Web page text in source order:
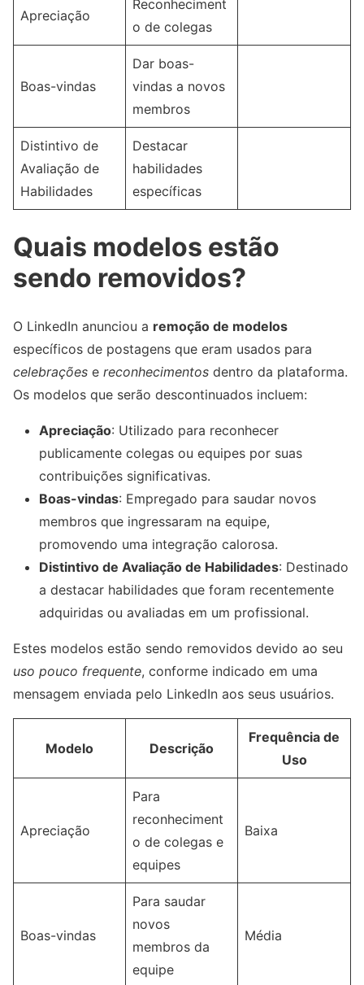
Apreciação
Reconheciment
o de colegas
Boas-vindas
Dar boas-
vindas a novos
membros
Distintivo de
Avaliação de
Habilidades
Destacar
habilidades
específicas
Quais modelos estão
sendo removidos?
O LinkedIn anunciou a remoção de modelos
específicos de postagens que eram usados para
celebrações e reconhecimentos dentro da plataforma.
Os modelos que serão descontinuados incluem:
Apreciação: Utilizado para reconhecer
publicamente colegas ou equipes por suas
contribuições significativas.
Boas-vindas: Empregado para saudar novos
membros que ingressaram na equipe,
promovendo uma integração calorosa.
Distintivo de Avaliação de Habilidades: Destinado
a destacar habilidades que foram recentemente
adquiridas ou avaliadas em um profissional.
Estes modelos estão sendo removidos devido ao seu
uso pouco frequente, conforme indicado em uma
mensagem enviada pelo LinkedIn aos seus usuários.
Modelo Descrição
Frequência de
Uso
Apreciação
Para
reconheciment
o de colegas e
equipes
Baixa
Boas-vindas
Para saudar
novos
membros da
equipe
Média